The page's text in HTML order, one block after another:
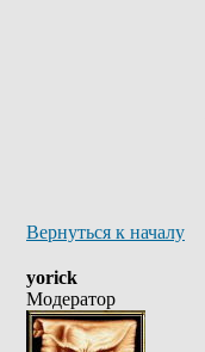
Вернуться к началу
yorick
Модератор